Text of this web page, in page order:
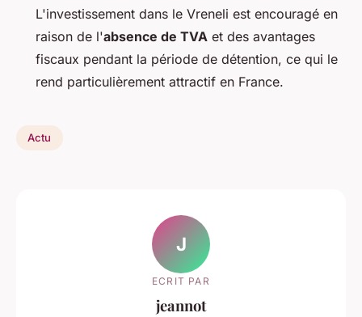
L'investissement dans le Vreneli est encouragé en
raison de l'absence de TVA et des avantages
fiscaux pendant la période de détention, ce qui le
rend particulièrement attractif en France.
Actu
J
ECRIT PAR
jeannot